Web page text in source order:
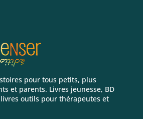
pour tous petits, plus
et parents. Livres jeunesse, BD
outils pour thérapeutes et